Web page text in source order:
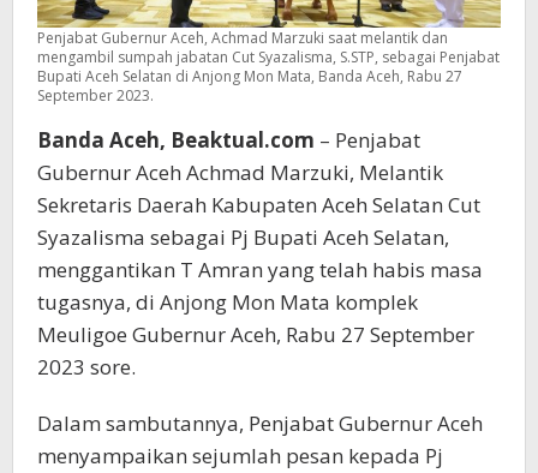
Penjabat Gubernur Aceh, Achmad Marzuki saat melantik dan
mengambil sumpah jabatan Cut Syazalisma, S.STP, sebagai Penjabat
Bupati Aceh Selatan di Anjong Mon Mata, Banda Aceh, Rabu 27
September 2023.
Banda Aceh, Beaktual.com – Penjabat
Gubernur Aceh Achmad Marzuki, Melantik
Sekretaris Daerah Kabupaten Aceh Selatan Cut
Syazalisma sebagai Pj Bupati Aceh Selatan,
menggantikan T Amran yang telah habis masa
tugasnya, di Anjong Mon Mata komplek
Meuligoe Gubernur Aceh, Rabu 27 September
2023 sore.
Dalam sambutannya, Penjabat Gubernur Aceh
menyampaikan sejumlah pesan kepada Pj